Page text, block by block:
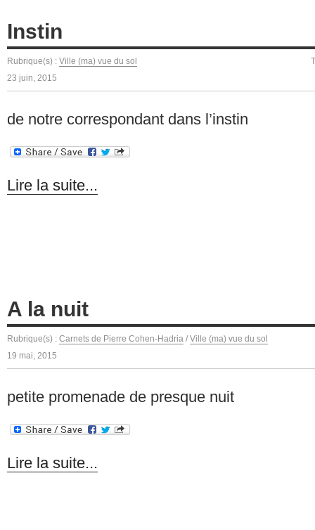
Instin
Rubrique(s) : Ville (ma) vue du sol
23 juin, 2015
de notre correspondant dans l’instin
Lire la suite...
A la nuit
Rubrique(s) : Carnets de Pierre Cohen-Hadria / Ville (ma) vue du sol
19 mai, 2015
petite promenade de presque nuit
Lire la suite...